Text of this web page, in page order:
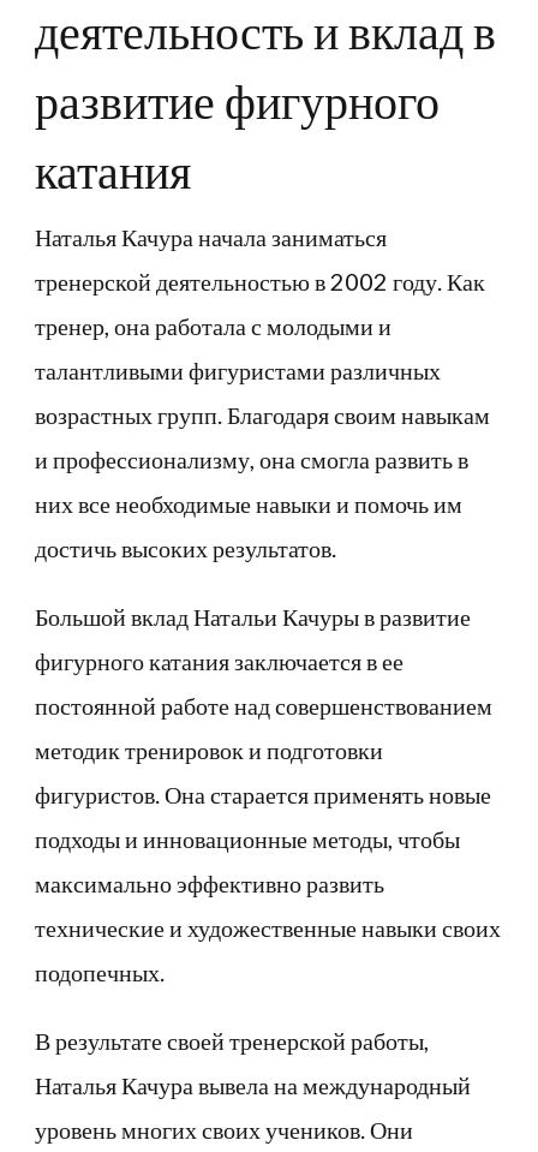
деятельность и вклад в
развитие фигурного
катания
Наталья Качура начала заниматься
тренерской деятельностью в 2002 году. Как
тренер, она работала с молодыми и
талантливыми фигуристами различных
возрастных групп. Благодаря своим навыкам
и профессионализму, она смогла развить в
них все необходимые навыки и помочь им
достичь высоких результатов.
Большой вклад Натальи Качуры в развитие
фигурного катания заключается в ее
постоянной работе над совершенствованием
методик тренировок и подготовки
фигуристов. Она старается применять новые
подходы и инновационные методы, чтобы
максимально эффективно развить
технические и художественные навыки своих
подопечных.
В результате своей тренерской работы,
Наталья Качура вывела на международный
уровень многих своих учеников. Они